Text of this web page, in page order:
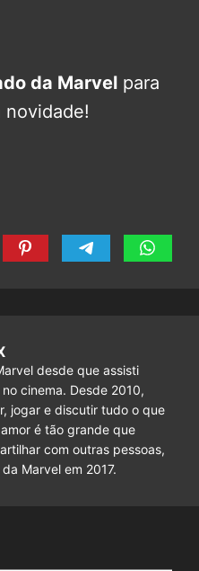
da Marvel para
novidade!
desde que assisti
cinema. Desde 2010,
jogar e discutir tudo o que
é tão grande que
com outras pessoas,
Marvel em 2017.